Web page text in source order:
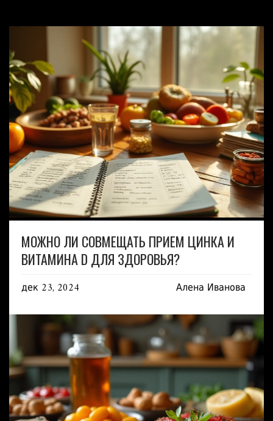
МОЖНО ЛИ СОВМЕЩАТЬ ПРИЕМ ЦИНКА И
ВИТАМИНА D ДЛЯ ЗДОРОВЬЯ?
дек 23, 2024 Алена Иванова